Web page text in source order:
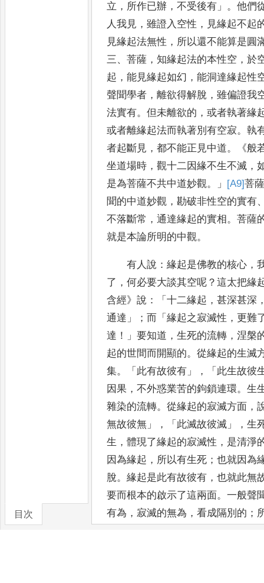
目次
立 ， 所作已辦 ，不受後有 」 。他們
人我見 ，雖證入空性 ， 見緣起不起
見緣起法無性 ， 所以還不能算是圓
三、菩薩 ，知緣起法的本性空 ，於
起 ，能見緣起如幻 ，能洞達緣起性
聲聞學者 ，離欲得解脫 ，雖偏證我
法實有。但未離欲的 ，或者執著緣
或者離緣起法而執著別有空寂。執
者起斷見 ，都不能正見中道。 《般
坐道場時 ，觀十二因緣不生不滅 ，
是為菩薩不共中道妙觀。」 [A9]菩
聞的中道妙觀 ，勘破非性空的實有
不落斷常 ，通達緣起的實相。菩薩
就是本論所明的中觀。
有人說 ：緣起是佛教的核心 ，
了 ，何必要大談其空呢 ？這太把緣
含經》說 ： 「十二緣起 ，甚深甚深
通達 」 ；而 「緣起之寂滅性 ，更難
達 ！」要知道 ，生死的流轉 ，涅槃
起的世間而開顯的。從緣起的生滅
集。 「 此有故彼有 」 ， 「 此生故彼
因果 ，不外惑業苦的鉤鎖連環。生
雜染的流轉。從緣起的寂滅方面 ，
無故彼無 」 ， 「 此滅故彼滅 」 ，生
生 ，體現了緣起的寂滅性 ， 是清淨
因為緣起 ， 所以有生死 ；也就因為
脫。緣起是此有故彼有 ，也就此無
要而根本的啟示了這兩面。一般聲
有為 ，寂滅的無為 ，看成隔別的 ；